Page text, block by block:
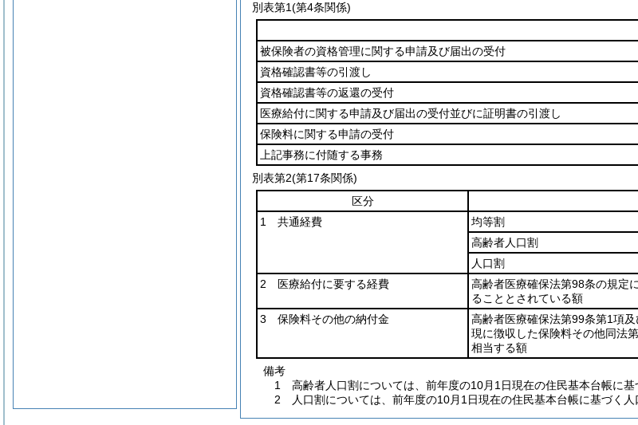
別表第1(第4条関係)
被保険者の資格管理に関する申請及び届出の受付
資格確認書等の引渡し
資格確認書等の返還の受付
医療給付に関する申請及び届出の受付並びに証明書の引渡し
保険料に関する申請の受付
上記事務に付随する事務
別表第2(第17条関係)
区分
1 共通経費
均等割
高齢者人口割
人口割
2 医療給付に要する経費
高齢者医療確保法第98条の規定
ることとされている額
3 保険料その他の納付金
高齢者医療確保法第99条第1項
現に徴収した保険料その他同法
相当する額
備考
1 高齢者人口割については、前年度の10月1日現在の住民基本台帳に基
2 人口割については、前年度の10月1日現在の住民基本台帳に基づく人